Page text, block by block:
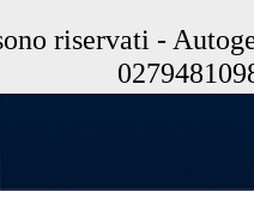
riservati -